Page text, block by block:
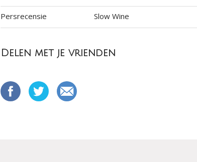
Persrecensie Slow Wine
Delen met je vrienden